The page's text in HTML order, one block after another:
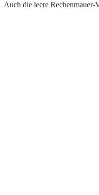
Auch die leere